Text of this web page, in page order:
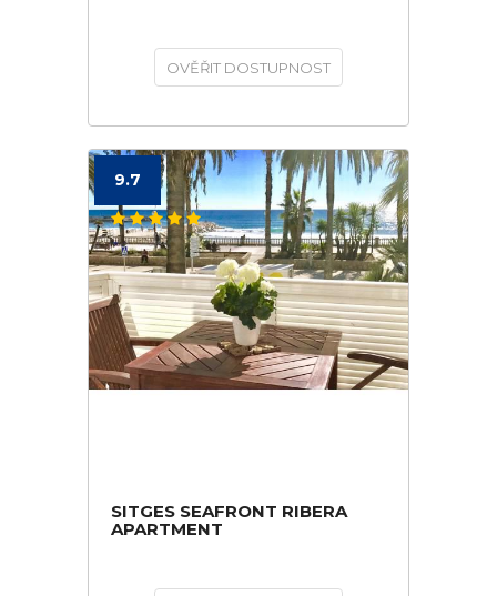
OVĚŘIT DOSTUPNOST
9.7
SITGES SEAFRONT RIBERA
APARTMENT